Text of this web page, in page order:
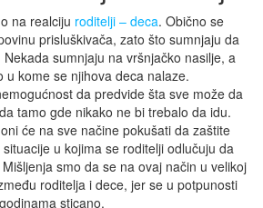
na realciju roditelji – deca. Obično se
prisluškivača, zato što sumnjaju da
sumnjaju na vršnjačko nasilje, a
u kome se njihova deca nalaze.
da predvide šta sve može da
tamo gde nikako ne bi trebalo da idu.
će na sve načine pokušati da zaštite
u kojima se roditelji odlučuju da
smo da se na ovaj način u velikoj
roditelja i dece, jer se u potpunosti
sticano.